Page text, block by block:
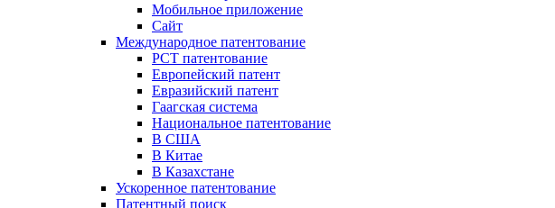
Мобильное приложение
Сайт
Международное патентование
PCT патентование
Европейский патент
Евразийский патент
Гаагская система
Национальное патентование
В США
В Китае
В Казахстане
Ускоренное патентование
Патентный поиск